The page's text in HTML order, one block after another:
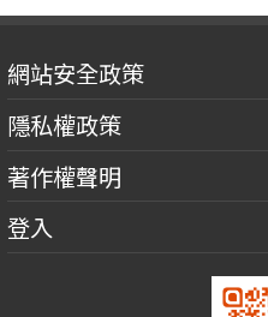
網站安全政策
隱私權政策
著作權聲明
登入